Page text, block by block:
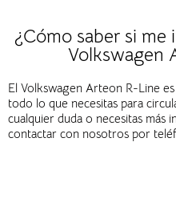
¿Cómo saber si
Volkswagen
El Volkswagen Arteon R-Line
todo lo que necesitas para
cualquier duda o necesitas más
contactar con nosotros por